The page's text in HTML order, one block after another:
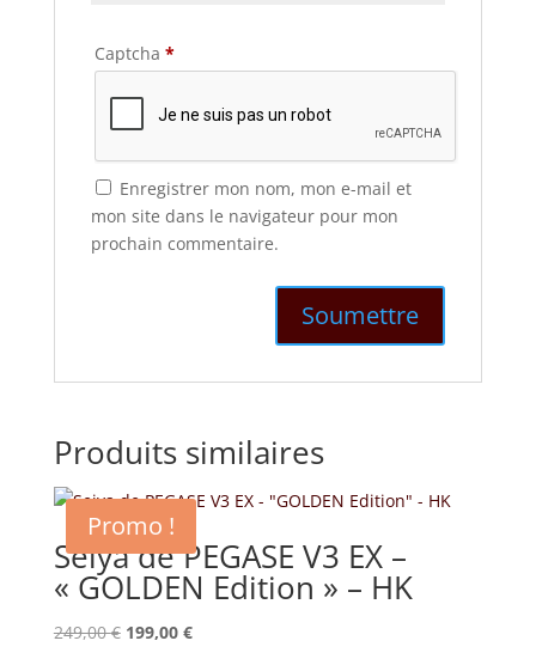
Captcha *
Enregistrer mon nom, mon e-mail et
mon site dans le navigateur pour mon
prochain commentaire.
Produits similaires
Promo !
Seiya de PEGASE V3 EX –
« GOLDEN Edition » – HK
249,00€ Le
199,00 €Le